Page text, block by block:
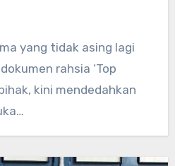
yang tidak asing lagi
rahsia ‘Top
kini mendedahkan